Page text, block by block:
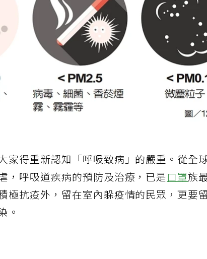
家得重新認知「呼吸致病」的嚴重。從全
，呼吸道疾病的預防及治療，已是口罩族
極抗疫外，留在室內躲疫情的民眾，更要留
。